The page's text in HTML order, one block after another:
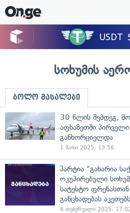
სოხუმის
ბოლო მასალები
30 წლის შემდეგ,
აფხაზეთში პირველი
განხორციელდა
1 მაისი 2025, 13:56
პარტია "გახარია
ოკუპირებული
სატესტო
განცხადებას აკეთებს
8 თებერვალი 2025,